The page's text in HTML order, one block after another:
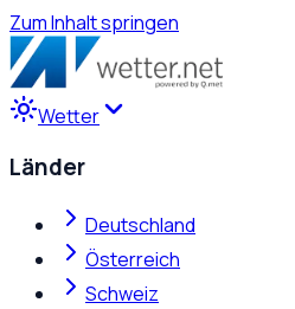
Zum Inhalt springen
Wetter
Länder
Deutschland
Österreich
Schweiz